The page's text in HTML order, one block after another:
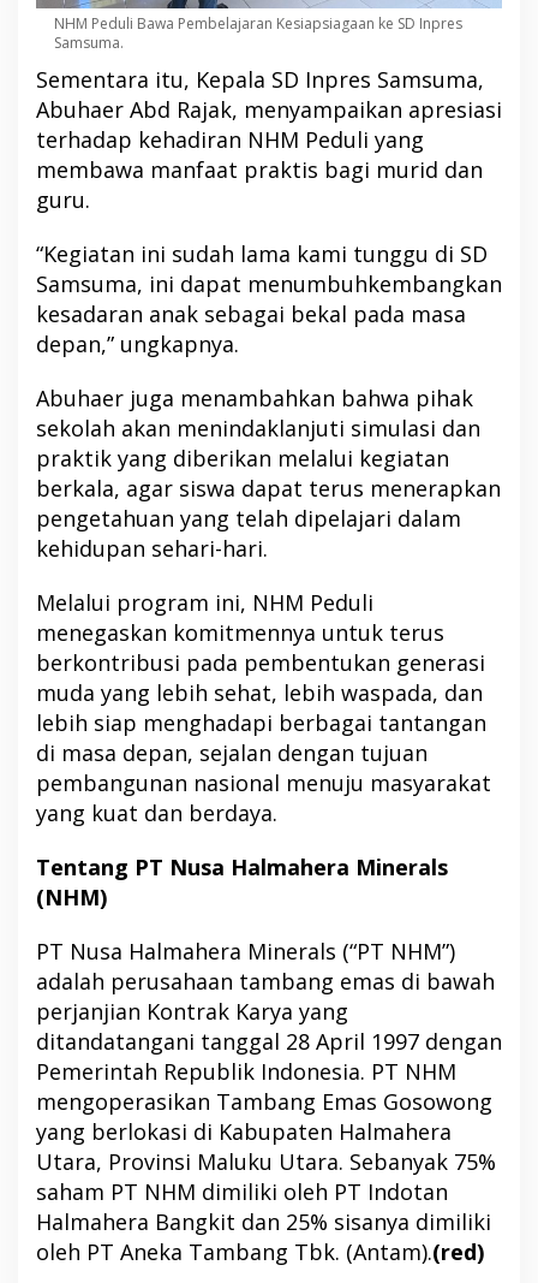
NHM Peduli Bawa Pembelajaran Kesiapsiagaan ke SD Inpres
Samsuma.
Sementara itu, Kepala SD Inpres Samsuma,
Abuhaer Abd Rajak, menyampaikan apresiasi
terhadap kehadiran NHM Peduli yang
membawa manfaat praktis bagi murid dan
guru.
“Kegiatan ini sudah lama kami tunggu di SD
Samsuma, ini dapat menumbuhkembangkan
kesadaran anak sebagai bekal pada masa
depan,” ungkapnya.
Abuhaer juga menambahkan bahwa pihak
sekolah akan menindaklanjuti simulasi dan
praktik yang diberikan melalui kegiatan
berkala, agar siswa dapat terus menerapkan
pengetahuan yang telah dipelajari dalam
kehidupan sehari-hari.
Melalui program ini, NHM Peduli
menegaskan komitmennya untuk terus
berkontribusi pada pembentukan generasi
muda yang lebih sehat, lebih waspada, dan
lebih siap menghadapi berbagai tantangan
di masa depan, sejalan dengan tujuan
pembangunan nasional menuju masyarakat
yang kuat dan berdaya.
Tentang PT Nusa Halmahera Minerals
(NHM)
PT Nusa Halmahera Minerals (“PT NHM”)
adalah perusahaan tambang emas di bawah
perjanjian Kontrak Karya yang
ditandatangani tanggal 28 April 1997 dengan
Pemerintah Republik Indonesia. PT NHM
mengoperasikan Tambang Emas Gosowong
yang berlokasi di Kabupaten Halmahera
Utara, Provinsi Maluku Utara. Sebanyak 75%
saham PT NHM dimiliki oleh PT Indotan
Halmahera Bangkit dan 25% sisanya dimiliki
oleh PT Aneka Tambang Tbk. (Antam).(red)